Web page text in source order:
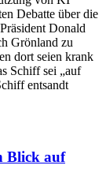
Debatte über die
Donald
Grönland zu
dort seien krank
Schiff sei „auf
entsandt
Blick auf